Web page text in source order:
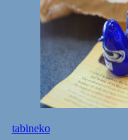
tabineko